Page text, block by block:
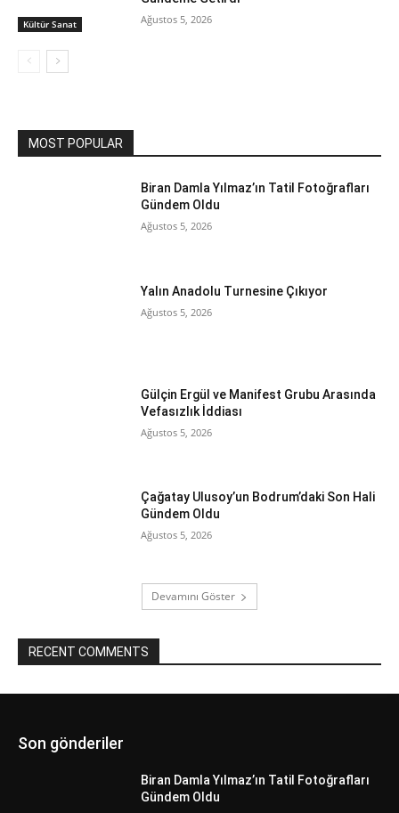
Kültür Sanat Ağustos 5, 2026
MOST POPULAR
Biran Damla Yılmaz’ın Tatil Fotoğrafları
Gündem Oldu
Ağustos 5, 2026
Yalın Anadolu Turnesine Çıkıyor
Ağustos 5, 2026
Gülçin Ergül ve Manifest Grubu Arasında
Vefasızlık İddiası
Ağustos 5, 2026
Çağatay Ulusoy’un Bodrum’daki Son Hali
Gündem Oldu
Ağustos 5, 2026
Devamını Göster
RECENT COMMENTS
Son gönderiler
Biran Damla Yılmaz’ın Tatil Fotoğrafları
Gündem Oldu